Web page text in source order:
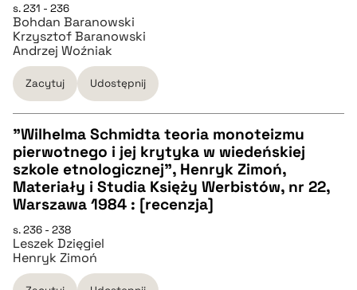
CZYSTY TEKST
pobierz cytat
pobierz cytat
s. 231 - 236
Bohdan Baranowski
Krzysztof Baranowski
Andrzej Woźniak
Zacytuj Udostępnij
CZYSTY TEKST
pobierz cytat
BIBTEX
"Wilhelma Schmidta teoria monoteizmu
pierwotnego i jej krytyka w wiedeńskiej
szkole etnologicznej", Henryk Zimoń,
Materiały i Studia Księży Werbistów, nr 22,
Warszawa 1984 : [recenzja]
s. 236 - 238
Leszek Dzięgiel
Henryk Zimoń